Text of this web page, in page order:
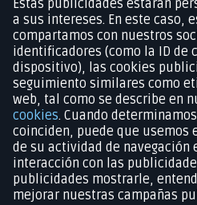
Estas publicidades estarán
a sus intereses. En este caso,
compartamos con nuestros
identificadores (como la ID de
dispositivo), las cookies
seguimiento similares como
web, tal como se describe en
cookies. Cuando
coinciden, puede que usemos
de su actividad de navegación
interacción con las
publicidades mostrarle,
mejorar nuestras campañas